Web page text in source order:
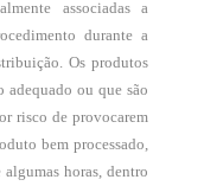
associadas a
durante a
Os produtos
adequado ou que são
risco de provocarem
bem processado,
horas, dentro